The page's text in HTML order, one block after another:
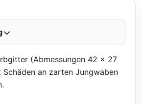
(Abmessungen 42 x 27
an zarten Jungwaben